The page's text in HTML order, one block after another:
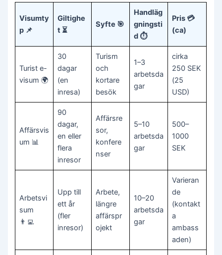
Visumty
p 📌
Giltighe
t ⏳
Syfte 🎯
Handläg
gningsti
d ⏱️
Pris 💳
(ca)
Turist e-
visum 🌍
30
dagar
(en
inresa)
Turism
och
kortare
besök
1–3
arbetsda
gar
cirka
250 SEK
(25
USD)
Affärsvis
um 📊
90
dagar,
en eller
flera
inresor
Affärsre
sor,
konfere
nser
5–10
arbetsda
gar
500–
1000
SEK
Arbetsvi
sum
👨‍💻
Upp till
ett år
(fler
inresor)
Arbete,
längre
affärspr
ojekt
10–20
arbetsda
gar
Varieran
de
(kontakt
a
ambass
aden)